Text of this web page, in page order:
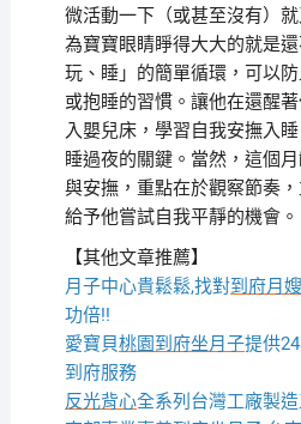
微活動一下（或甚至沒有）
為寶寶眼睛睜得大大的就是
玩、睡」的簡單循環，可以
或抱睡的習慣。讓他在還醒
入嬰兒床，學習自我安撫入
睡過夜的關鍵。當然，這個
與安撫，重點在於觀察節奏
給予他嘗試自我平靜的機會。
【其他文章推薦】
月子中心貴鬆鬆,找對到府月嫂
功倍!!
愛寶貝桃園到府坐月子提供
到府服務
反光背心全系列台灣工廠製